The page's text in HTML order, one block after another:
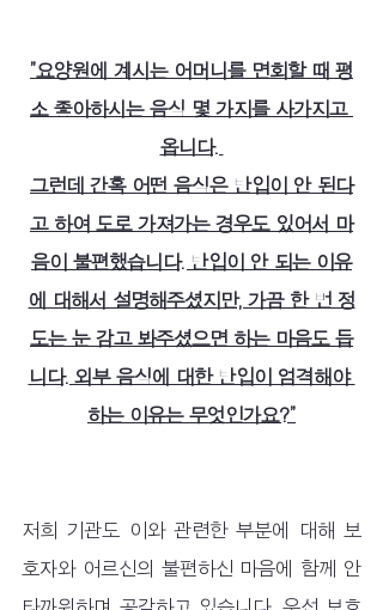
”요양원에 계시는 어머니를 면회할 때 평
소 좋아하시는 음식 몇 가지를 사가지고
옵니다.
그런데 간혹 어떤 음식은 반입이 안 된다
고 하여 도로 가져가는 경우도 있어서 마
음이 불편했습니다. 반입이 안 되는 이유
에 대해서 설명해주셨지만, 가끔 한 번 정
도는 눈 감고 봐주셨으면 하는 마음도 듭
니다. 외부 음식에 대한 반입이 엄격해야
하는 이유는 무엇인가요?”
저희 기관도 이와 관련한 부분에 대해 보
호자와 어르신의 불편하신 마음에 함께 안